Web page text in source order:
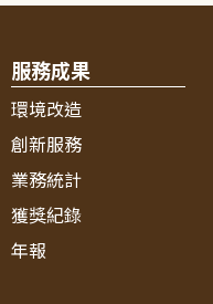
服務成果
環境改造
創新服務
業務統計
獲獎紀錄
年報